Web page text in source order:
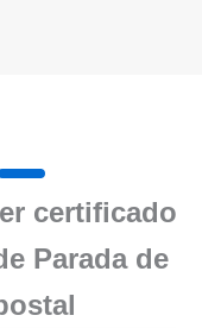
certificado
Parada de